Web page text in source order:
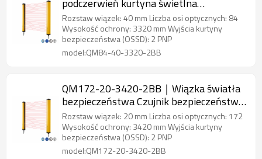
podczerwień kurtyna świetlna
bezpieczeństwa｜DADISICK
Rozstaw wiązek: 40 mm Liczba osi optycznych: 84
Wysokość ochrony: 3320 mm Wyjścia kurtyny
bezpieczeństwa (OSSD): 2 PNP
model:QM84-40-3320-2BB
QM172-20-3420-2BB｜Wiązka światła
bezpieczeństwa Czujnik bezpieczeństwa
obszaru｜DADISICK
Rozstaw wiązek: 20 mm Liczba osi optycznych: 172
Wysokość ochrony: 3420 mm Wyjścia kurtyny
bezpieczeństwa (OSSD): 2 PNP
model:QM172-20-3420-2BB